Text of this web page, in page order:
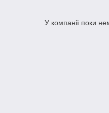
У компанії поки